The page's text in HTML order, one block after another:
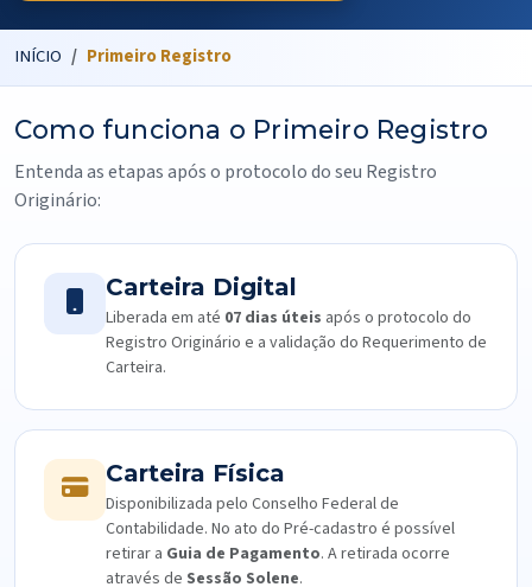
INÍCIO Primeiro Registro
Como funciona o Primeiro Registro
Entenda as etapas após o protocolo do seu Registro
Originário:
Carteira Digital
Liberada em até 07 dias úteis após o protocolo do
Registro Originário e a validação do Requerimento de
Carteira.
Carteira Física
Disponibilizada pelo Conselho Federal de
Contabilidade. No ato do Pré-cadastro é possível
retirar a Guia de Pagamento. A retirada ocorre
através de Sessão Solene.